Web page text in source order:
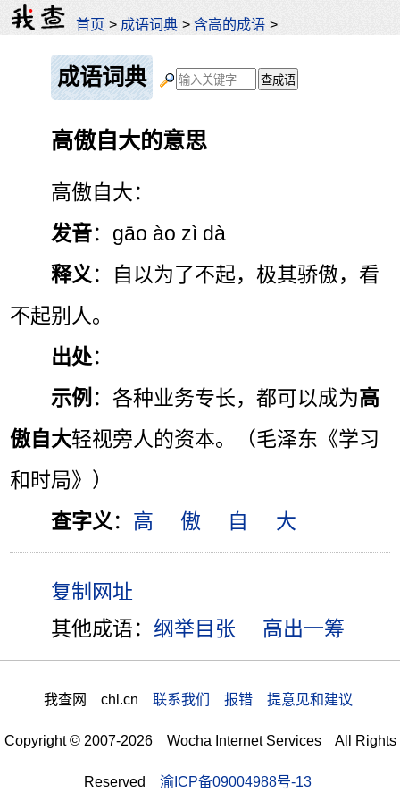
首页 > 成语词典 >含高的成语 >
成语词典
高傲自大的意思
高傲自大：
发音：gāo ào zì dà
释义 ：自以为了不起，极其骄傲，看
不起别人。
出处：
示例 ：各种业务专长，都可以成为高
傲自大轻视旁人的资本。（毛泽东《学习
和时局》）
查字义 ： 高 傲 自 大
其他成语： 纲举目张 高出一筹
我查网 chl.cn 联系我们 报错 提意见和建议
Copyright © 2007-2026 Wocha Internet Services All Rights
Reserved 渝ICP备09004988号-13